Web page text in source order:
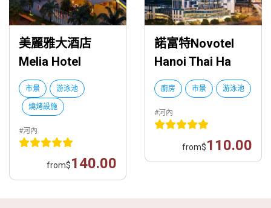
美麗雅大酒店
Melia Hotel
市景 游泳池
燒烤設施
#河內
from$140.00
諾富特Novotel
Hanoi Thai Ha
廚房 市景 游泳池
#河內
from$110.00